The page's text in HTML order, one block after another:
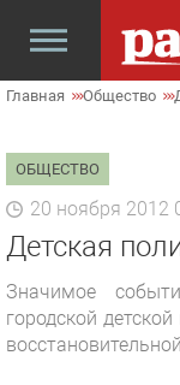
Главная Общество
ОБЩЕСТВО
20 ноября 2012
Детская
Значимое
городской